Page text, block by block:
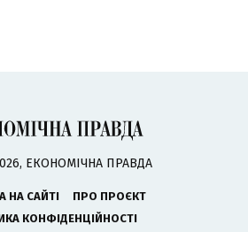
ЕКОНОМІЧНА ПРАВДА
НА САЙТІ
ПРО ПРОЄКТ
КОНФІДЕНЦІЙНОСТІ